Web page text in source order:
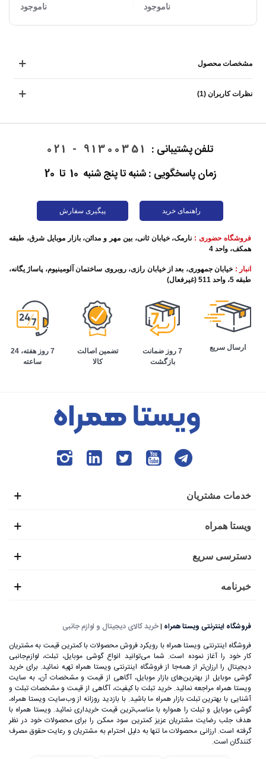
ناموجود ناموجود
مشخصات محصول
نظرات کاربران (1)
تلفن پشتیبانی : 91300351 - 021
زمان پاسخگویی : شنبه تا پنج شنبه 10 تا 20
راهنمای خرید پیگیری سفارش
فروشگاه حضوری : نارمک، خیابان ثانی، بین مهر و مدائن، بازار موبایل شرق، طبقه
همکف، واحد 4
انبار : خیابان جمهوری، بعد از خیابان رازی، روبروی ساختمان آلومینیوم، پاساژ یگانه،
طبقه 5، واحد 511 (غیرفعال)
ارسال سریع
7 روز ضمانت
بازگشت
تضمین اصالت
کالا
7 روز هفته، 24
ساعته
خدمات مشتریان
ویستا همراه
دسترسی سریع
خبرنامه
فروشگاه اینترنتی ویستا همراه |خرید کالای دیجیتال و لوازم جانبی
فروشگاه اینترنتی ویستا همراه با رویکرد فروش محصولات با کمترین قیمت به مشتریان
کار خود را آغاز نموده است. شما می‌توانید انواع گوشی موبایل، تبلت، لوازم‌جانبی
دیجیتال را ارزان‌تر از همه‌جا از فروشگاه اینترنتی ویستا همراه تهیه نمائید. برای خرید
گوشی موبایل از بهترین‌های بازار موبایل، آگاهی از قیمت و مشخصات آن، به ‌سایت
ویستا همراه مراجعه نمائید. خرید تبلت با کیفیت، آگاهی از قیمت و مشخصات تبلت و
آشنایی با بهترین تبلت بازار همراه ما باشید. با بازدید روزانه از وب‌سایت ویستا همراه،
گوشی موبایل و تبلت را همواره با مناسب‌ترین قیمت خریداری نمائید. ویستا همراه با
هدف جلب رضایت مشتریان عزیز کمترین سود ممکن را برای محصولات خود در نظر
گرفته است. ارزانی محصولات ما تنها به دلیل احترام به مشتریان و رعایت حقوق مصرف
کنندگان است.